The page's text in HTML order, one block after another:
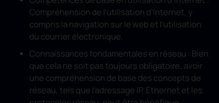
Compréhension de l’utilisation d’Internet, y
compris la navigation sur le web et l’utilisation
du courrier électronique.
Connaissances fondamentales en réseau : Bien
que cela ne soit pas toujours obligatoire, avoir
une compréhension de base des concepts de
réseau, tels que l’adressage IP, Ethernet et les